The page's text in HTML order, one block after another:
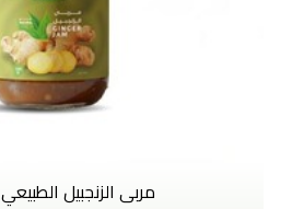
مربى الزنجبيل الطبيعي 240 مل